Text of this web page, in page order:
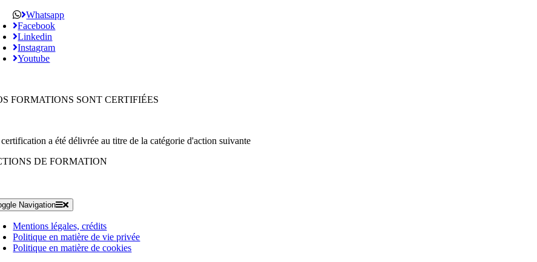
Whatsapp
Facebook
Linkedin
Instagram
Youtube
FORMATIONS SONT CERTIFIÉES
a été délivrée au titre de la catégorie d'action suivante
DE FORMATION
Navigation
Mentions légales, crédits
Politique en matière de vie privée
Politique en matière de cookies